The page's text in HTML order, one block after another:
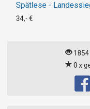
Spätlese -
34,- €
1854
0 x